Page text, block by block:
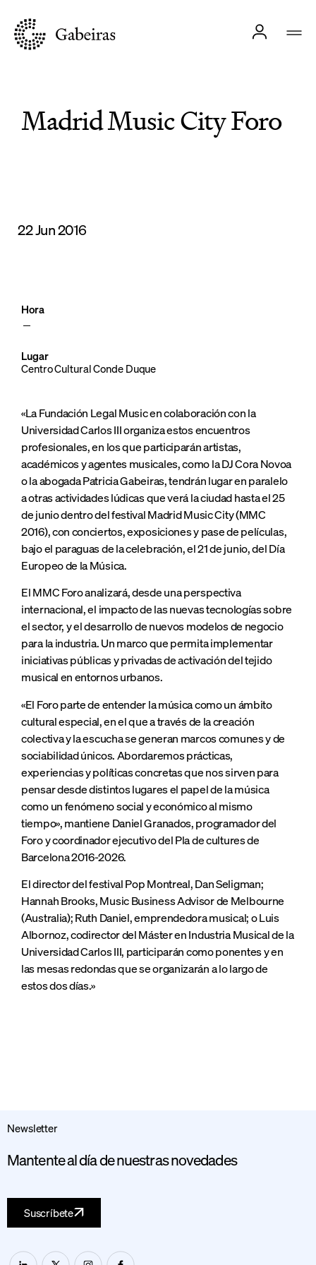
Madrid Music City Foro
22 Jun 2016
Hora
Lugar
Centro Cultural Conde Duque
«La Fundación Legal Music en colaboración con la
Universidad Carlos III organiza estos encuentros
profesionales, en los que participarán artistas,
académicos y agentes musicales, como la DJ Cora Novoa
o la abogada Patricia Gabeiras, tendrán lugar en paralelo
a otras actividades lúdicas que verá la ciudad hasta el 25
de junio dentro del festival Madrid Music City (MMC
2016), con conciertos, exposiciones y pase de películas,
bajo el paraguas de la celebración, el 21 de junio, del Día
Europeo de la Música.
El MMC Foro analizará, desde una perspectiva
internacional, el impacto de las nuevas tecnologías sobre
el sector, y el desarrollo de nuevos modelos de negocio
para la industria. Un marco que permita implementar
iniciativas públicas y privadas de activación del tejido
musical en entornos urbanos.
«El Foro parte de entender la música como un ámbito
cultural especial, en el que a través de la creación
colectiva y la escucha se generan marcos comunes y de
sociabilidad únicos. Abordaremos prácticas,
experiencias y políticas concretas que nos sirven para
pensar desde distintos lugares el papel de la música
como un fenómeno social y económico al mismo
tiempo», mantiene Daniel Granados, programador del
Foro y coordinador ejecutivo del Pla de cultures de
Barcelona 2016-2026.
El director del festival Pop Montreal, Dan Seligman;
Hannah Brooks, Music Business Advisor de Melbourne
(Australia); Ruth Daniel, emprendedora musical; o Luis
Albornoz, codirector del Máster en Industria Musical de la
Universidad Carlos III, participarán como ponentes y en
las mesas redondas que se organizarán a lo largo de
estos dos días.»
Newsletter
Mantente al día de nuestras novedades
Suscríbete